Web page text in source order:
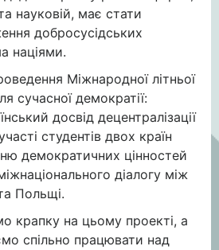
науковій, має стати
добросусідських
націями.
Міжнародної літньої
сучасної демократії:
досвід децентралізації
студентів двох країн
демократичних цінностей
діалогу між
Польщі.
крапку на цьому проекті, а
спільно працювати над